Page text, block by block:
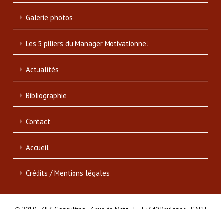
Galerie photos
Les 5 piliers du Manager Motivationnel
Actualités
Bibliographie
Contact
Accueil
Crédits / Mentions légales